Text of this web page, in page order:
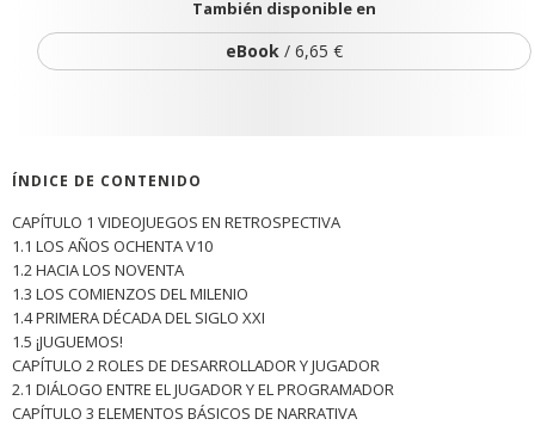
También disponible en
eBook / 6,65 €
ÍNDICE DE CONTENIDO
CAPÍTULO 1 VIDEOJUEGOS EN RETROSPECTIVA
1.1 LOS AÑOS OCHENTA V10
1.2 HACIA LOS NOVENTA
1.3 LOS COMIENZOS DEL MILENIO
1.4 PRIMERA DÉCADA DEL SIGLO XXI
1.5 ¡JUGUEMOS!
CAPÍTULO 2 ROLES DE DESARROLLADOR Y JUGADOR
2.1 DIÁLOGO ENTRE EL JUGADOR Y EL PROGRAMADOR
CAPÍTULO 3 ELEMENTOS BÁSICOS DE NARRATIVA